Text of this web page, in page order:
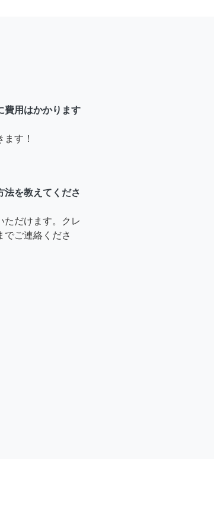
費用はかかります
す！
法を教えてくださ
ただけます。クレ
でご連絡くださ